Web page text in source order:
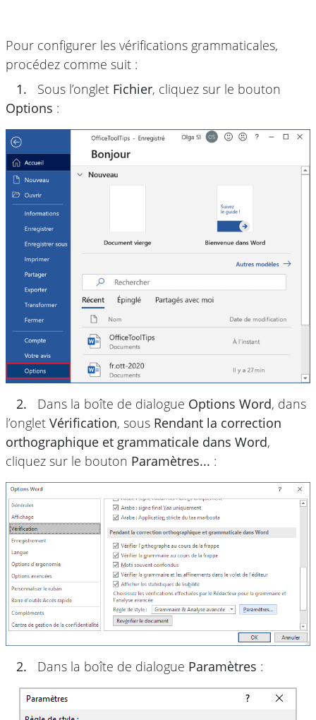
Pour configurer les vérifications grammaticales,
procédez comme suit :
1.
Sous l’onglet Fichier, cliquez sur le bouton
Options :
2. Dans la boîte de dialogue Options Word, dans
l’onglet Vérification, sous Rendant la correction
orthographique et grammaticale dans Word,
cliquez sur le bouton Paramètres... :
2. Dans la boîte de dialogue Paramètres :